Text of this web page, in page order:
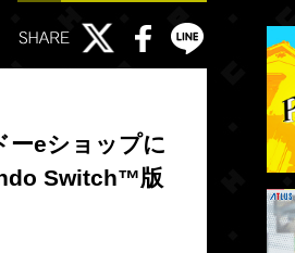
ーeショップに
Switch™版